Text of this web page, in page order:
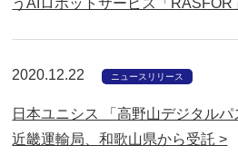
うAIロボットサービス「RASFOR
2020.12.22 ニュースリリース
日本ユニシス 「高野山デジタル
近畿運輸局、和歌山県から受託 >